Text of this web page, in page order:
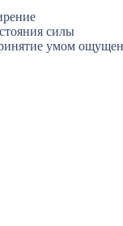
силы
умом